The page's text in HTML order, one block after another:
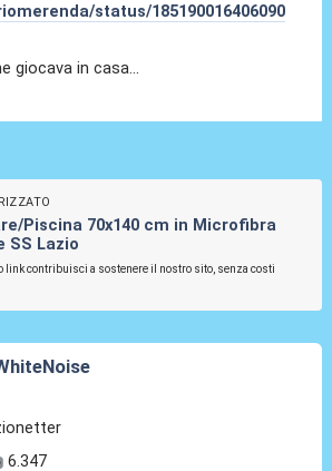
status/185190016406090
giocava in casa...
Piscina 70x140 cm in Microfibra
SS Lazio
link contribuisci a sostenere il nostro sito, senza costi
6.347